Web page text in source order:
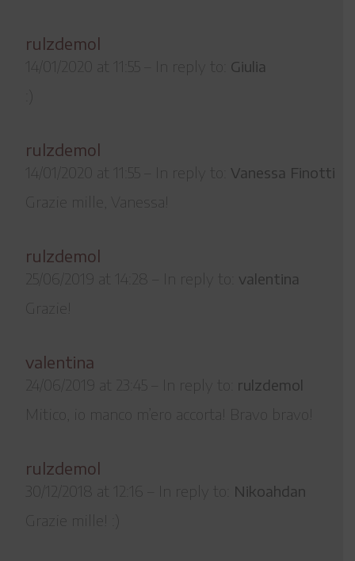
rulzdemol
14/01/2020 at 11:55 In reply to: Giulia
rulzdemol
14/01/2020 at 11:55 In reply to: Vanessa Finotti
Grazie mille, Vanessa!
rulzdemol
25/06/2019 at 14:28 In reply to: valentina
Grazie!
valentina
24/06/2019 at 23:45 In reply to: rulzdemol
Mitico, io manco m’ero accorta! Bravo bravo!
rulzdemol
30/12/2018 at 12:16 In reply to: Nikoahdan
Grazie mille! :)